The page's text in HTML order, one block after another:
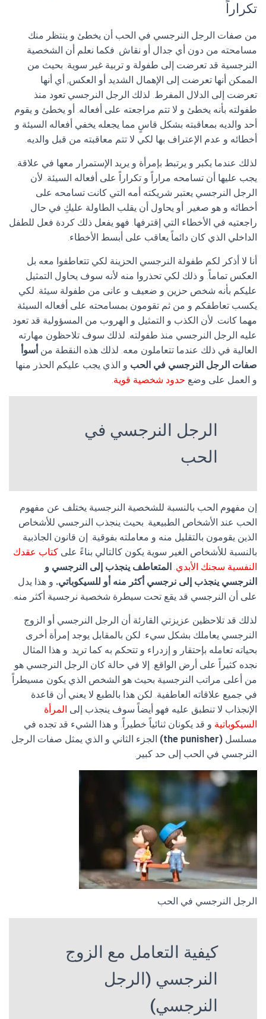
تكراراً
من صفات الرجل النرجسي في الحب أن يخطئ و ينتظر منك
مسامحته من دون أي جدال أو نقاش. فكما نعلم أن الشخصية
النرجسية قد تعرضت إلى طفولة و تربية غير سوية. بحيث من
الممكن أنها تعرضت إلى الإهمال الشديد أو العكس, أي أنها
تعرضت إلى الدلال المفرط. لذلك الرجل النرجسي تعود منذ
طفولته بأنه يخطئ و لا تتم مراجعته على أفعاله. أو يخطئ و يقوم
أحد والديه بمعاقبته بشكل قاسٍ مما يجعله يخفي أفعاله السيئة و
أخطائه و عدم الإعتراف بها لكي لا تتم معاقبته من قبل والديه.
لذلك عندما يكبر و يرتبط بإمرأة و يريد الإستمرار معها في علاقة.
يجب عليها أن تسامحه مراراً و تكراراً على أفعاله السيئة. لأن
الرجل النرجسي يعتبر شريكته أمه التي كانت تسامحه على
أخطائه و هو صغير. أو يحاول أن يقلب الطاولة عليكِ في حال
راجعتيه في الأخطاء التي إقترفها. فهو يفعل ذلك كردة فعل للطفل
الداخلي الذي كان دائماً يعاقب على أبسط الأخطاء.
أنا لا أذكر لكم طفولة النرجسي الحزينة لكي تتعاطفوا معه بل
العكس تماماً. و ذلك لكي تحذروا منه لأنه سوف يحاول التمثيل
عليكم بأنه شخص حزين و ضعيف و عانى من طفولة سيئة. لكي
يكسب تعاطفكم و من ثم تقومون بمسامحته على أفعاله السيئة
مهما كانت. لأن الكذب و التمثيل و الهروب من المسؤولية قد تعود
عليه الرجل النرجسي منذ طفولته. لذلك سوف تلاحظون مهارته
العالية في ذلك عندما تتعاملون معه. لذلك هذه النقطة من أسوأ
صفات الرجل النرجسي في الحب و الذي يجب عليكم الحذر منها
و العمل على وضع حدود شخصية قوية
الرجل النرجسي في
الحب
إن مفهوم الحب بالنسبة للشخصية النرجسية يختلف عن مفهوم
الحب عند الأشخاص الطبيعية. بحيث ينجذب النرجسي للأشخاص
الذين يقومون بالتقليل منه و معاملته بفوقية. إن قانون الجاذبية
بالنسبة للأشخاص الغير سوية يكون كالتالي بناءً على كتاب عقدك
النفسية سجنك الأبدي المتعاطف ينجذب إلى النرجسي و
النرجسي ينجذب إلى نرجسي أكثر منه أو للسيكوباتي. و هذا يدل
على أن النرجسي قد يقع تحت سيطرة شخصية نرجسية أكثر منه.
لذلك قد تلاحظين عزيزتي القارئة أن الرجل النرجسي أو الزوج
النرجسي يعاملك بشكل سيء. لكن بالمقابل يوجد إمرأة أخرى
بحياته تعامله بإحتقار و إزدراء و تتحكم به كما تريد. و هذا المثال
نجده كثيراً على أرض الواقع. إلا في حالة كان الرجل النرجسي هو
من أعلى مراتب النرجسية بحيث هو الشخص الذي يكون مسيطراً
في جميع علاقاته العاطفية. لكن هذا بالطبع لا يعني أن قاعدة
الإنجذاب لا تنطبق عليه فهو أيضاً سوف ينجذب إلى المرأة
السيكوباتية و قد يكونان ثنائياً خطيراً. و هذا الشيء قد تجده في
مسلسل (the punisher)
الجزء الثاني و الذي يمثل صفات الرجل
النرجسي في الحب إلى حد كبير.
الرجل النرجسي في الحب
كيفية التعامل مع الزوج
النرجسي (الرجل
النرجسي)